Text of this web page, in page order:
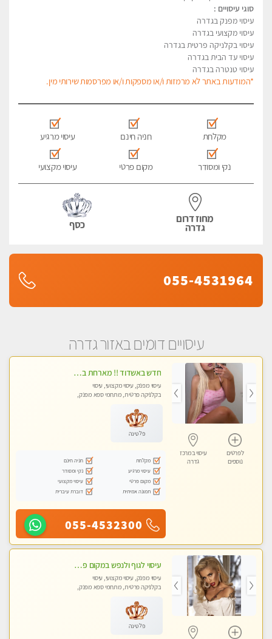
סוגי עיסויים :
עיסוי מפנק בגדרה
עיסוי מקצועי בגדרה
עיסוי בקלניקה פרטית בגדרה
עיסוי עד הבית בגדרה
עיסוי טנטרה בגדרה
*המודעות באתר לא מרמזות ו/או מספקות ו/או מפרסמות שירותי מין.
מקלחת חניה חינם עיסוי מרגיע
נקי ומסודר מקום פרטי עיסוי מקצועי
מחוז דרום
גדרה כסף
055-4531964
עיסויים דומים באזור גדרה
לפרטים
נוספים
עיסוי במרכז
גדרה
חדש באשדוד !! מארחת בדירתי באופן פרטי ודיסקרטי מקום יפה מסודר נקי ואווירה נעימה יחס טוב בבית חםללא מין !!
עיסוי מפנק, עיסוי מקצועי, עיסוי
בקלניקה פרטית, מתחמי ספא מפנק,
פלטינה
מקלחת
חניה חינם
עיסוי מרגיע
נקי ומסודר
מקום פרטי
עיסוי מקצועי
תמונה אמיתית
דוברת עיברית
055-4532300
עיסוי לגוף ולנפש במקום פרטי ואיכותי
עיסוי מפנק, עיסוי מקצועי, עיסוי
בקלניקה פרטית, מתחמי ספא מפנק,
פלטינה